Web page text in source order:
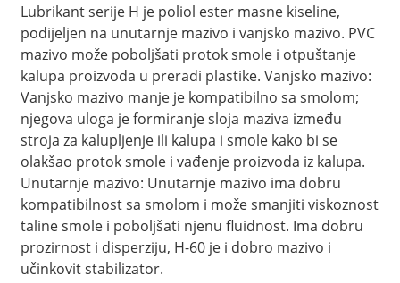
Lubrikant serije H je poliol ester masne kiseline,
podijeljen na unutarnje mazivo i vanjsko mazivo. PVC
mazivo može poboljšati protok smole i otpuštanje
kalupa proizvoda u preradi plastike. Vanjsko mazivo:
Vanjsko mazivo manje je kompatibilno sa smolom;
njegova uloga je formiranje sloja maziva između
stroja za kalupljenje ili kalupa i smole kako bi se
olakšao protok smole i vađenje proizvoda iz kalupa.
Unutarnje mazivo: Unutarnje mazivo ima dobru
kompatibilnost sa smolom i može smanjiti viskoznost
taline smole i poboljšati njenu fluidnost. Ima dobru
prozirnost i disperziju, H-60 ​​je i dobro mazivo i
učinkovit stabilizator.